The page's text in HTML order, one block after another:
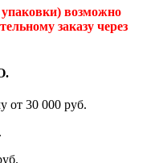
возможно
заказу через
.
от 30 000 руб.